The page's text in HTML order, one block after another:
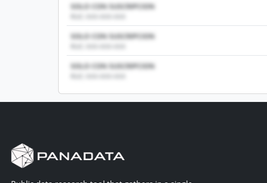
SOLO CON SUSCRIPCION
SOLO CON SUSCRIPCION
SOLO CON SUSCRIPCION